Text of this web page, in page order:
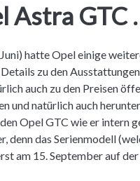
Astra GTC
hatte Opel einige
zu den
auch zu den Preisen
und natürlich auch
Opel GTC wie er intern
denn das Serienmodell
am 15. September auf